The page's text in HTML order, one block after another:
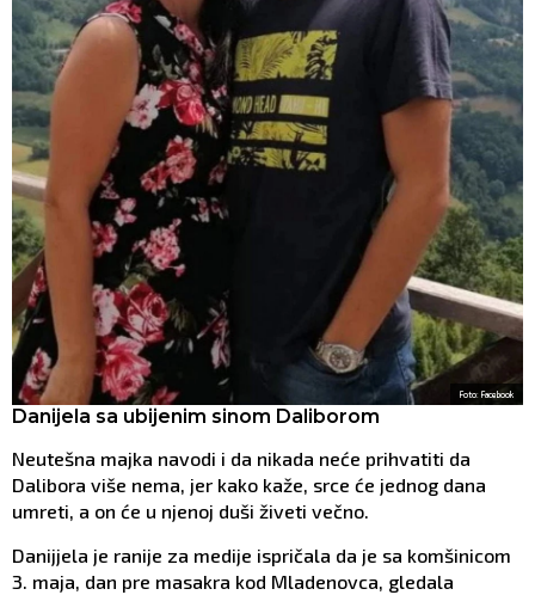
Foto: Facebook
Danijela sa ubijenim sinom Daliborom
Neutešna majka navodi i da nikada neće prihvatiti da
Dalibora više nema, jer kako kaže, srce će jednog dana
umreti, a on će u njenoj duši živeti večno.
Danijjela je ranije za medije ispričala da je sa komšinicom
3. maja, dan pre masakra kod Mladenovca, gledala